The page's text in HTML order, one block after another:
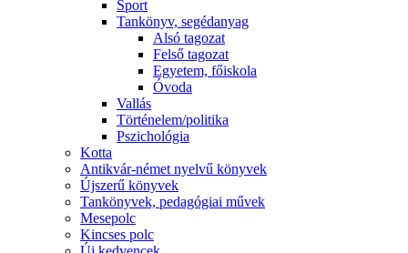
Sport
Tankönyv, segédanyag
Alsó tagozat
Felső tagozat
Egyetem, főiskola
Óvoda
Vallás
Történelem/politika
Pszichológia
Kotta
Antikvár-német nyelvű könyvek
Újszerű könyvek
Tankönyvek, pedagógiai művek
Mesepolc
Kincses polc